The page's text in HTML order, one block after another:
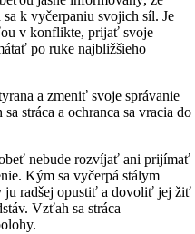
sa k vyčerpaniu svojich síl. Je
v konflikte, prijať svoje
po ruke najbližšieho
a zmeniť svoje správanie
stráca a ochranca sa vracia do
nebude rozvíjať ani prijímať
Kým sa vyčerpá stálym
ju radšej opustiť a dovoliť jej žiť
Vzťah sa stráca